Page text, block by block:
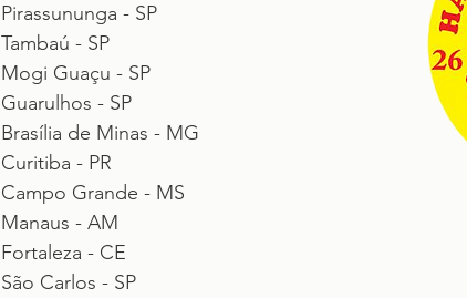
Pirassununga - SP
Tambaú - SP
Mogi Guaçu - SP
Guarulhos - SP
Brasília de Minas - MG
Curitiba - PR
Campo Grande - MS
Manaus - AM
Fortaleza - CE
São Carlos - SP